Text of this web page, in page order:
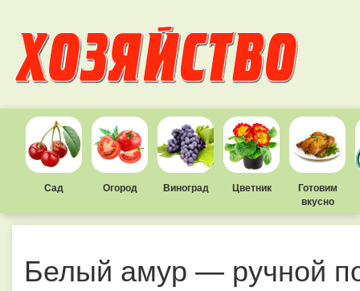
Сад Огород Виноград Цветник
Готовим
вкусно
Белый амур — ручной